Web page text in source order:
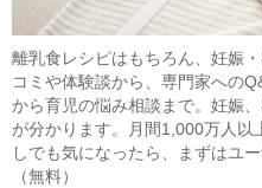
離乳食レシピはもちろん、妊娠
コミや体験談から、専門家への
から育児の悩み相談まで。妊娠
が分かります。月間1,000万人
しでも気になったら、まずはユ
（無料）